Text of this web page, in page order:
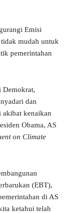
Emisi
mudah untuk
pemerintahan
Demokrat,
dan
akibat kenaikan
Obama, AS
on Climate
(EBT),
di AS
ketahui telah